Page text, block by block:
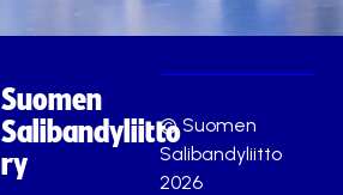
Suomen
Salibandyliitto
ry
© Suomen
Salibandyliitto
2026